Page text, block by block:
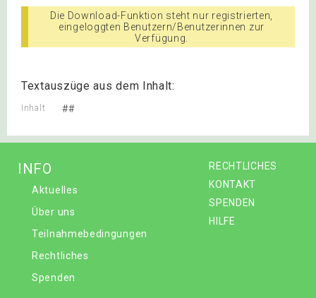
Die Download-Funktion steht nur registrierten,
eingeloggten Benutzern/Benutzerinnen zur
Verfügung.
Textauszüge aus dem Inhalt:
Inhalt ##
RECHTLICHES
KONTAKT
SPENDEN
HILFE
INFO
Aktuelles
Über uns
Teilnahmebedingungen
Rechtliches
Spenden